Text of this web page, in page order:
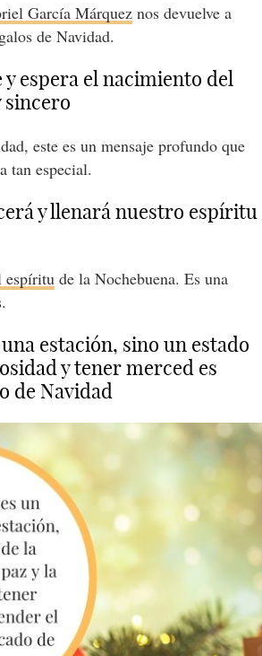
García Márquez nos devuelve a
de Navidad.
y espera el nacimiento del
sincero
este es un mensaje profundo que
tan especial.
y llenará nuestro espíritu
espíritu de la Nochebuena. Es una
estación, sino un estado
y tener merced es
de Navidad